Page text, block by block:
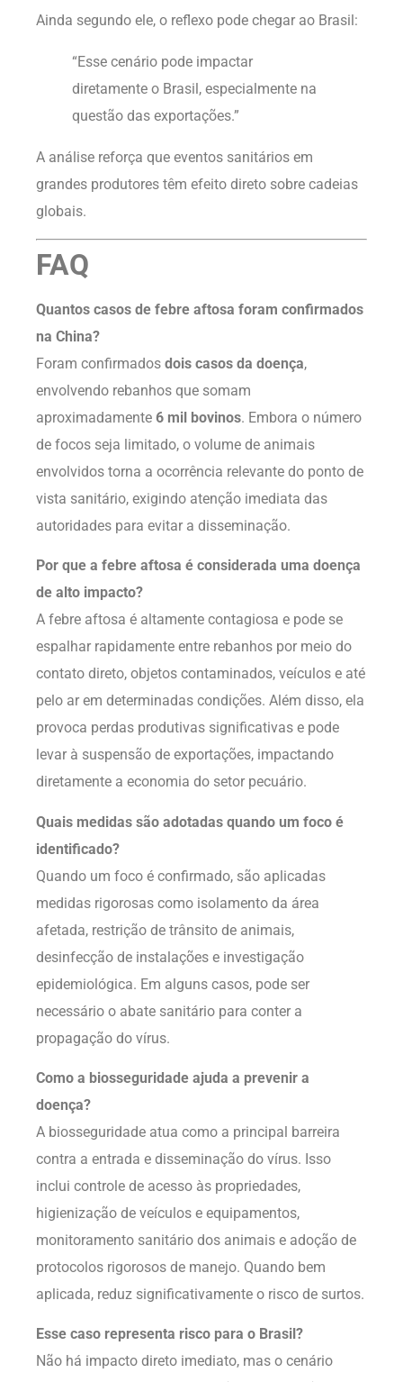
Ainda segundo ele, o reflexo pode chegar ao Brasil:
“Esse cenário pode impactar
diretamente o Brasil, especialmente na
questão das exportações.”
A análise reforça que eventos sanitários em
grandes produtores têm efeito direto sobre cadeias
globais.
FAQ
Quantos casos de febre aftosa foram confirmados
na China?
Foram confirmados dois casos da doença,
envolvendo rebanhos que somam
aproximadamente 6 mil bovinos. Embora o número
de focos seja limitado, o volume de animais
envolvidos torna a ocorrência relevante do ponto de
vista sanitário, exigindo atenção imediata das
autoridades para evitar a disseminação.
Por que a febre aftosa é considerada uma doença
de alto impacto?
A febre aftosa é altamente contagiosa e pode se
espalhar rapidamente entre rebanhos por meio do
contato direto, objetos contaminados, veículos e até
pelo ar em determinadas condições. Além disso, ela
provoca perdas produtivas significativas e pode
levar à suspensão de exportações, impactando
diretamente a economia do setor pecuário.
Quais medidas são adotadas quando um foco é
identificado?
Quando um foco é confirmado, são aplicadas
medidas rigorosas como isolamento da área
afetada, restrição de trânsito de animais,
desinfecção de instalações e investigação
epidemiológica. Em alguns casos, pode ser
necessário o abate sanitário para conter a
propagação do vírus.
Como a biosseguridade ajuda a prevenir a
doença?
A biosseguridade atua como a principal barreira
contra a entrada e disseminação do vírus. Isso
inclui controle de acesso às propriedades,
higienização de veículos e equipamentos,
monitoramento sanitário dos animais e adoção de
protocolos rigorosos de manejo. Quando bem
aplicada, reduz significativamente o risco de surtos.
Esse caso representa risco para o Brasil?
Não há impacto direto imediato, mas o cenário